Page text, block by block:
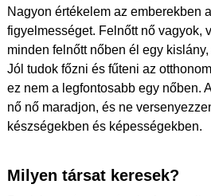
Nagyon értékelem az emberekben
figyelmességet. Felnőtt nő vagyok,
minden felnőtt nőben él egy
Jól tudok főzni és fűteni az
ez nem a legfontosabb egy nőben.
nő nő maradjon, és ne
készségekben és képességekben.
Milyen társat keresek?